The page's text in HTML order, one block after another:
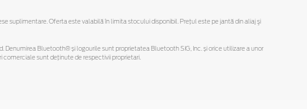
suplimentare. Oferta este valabilă în limita stocului disponibil. Preţul este pe jantă din aliaj şi
Bluetooth® și logourile sunt proprietatea Bluetooth SIG, Inc. și orice utilizare a unor
sunt deținute de respectivii proprietari.